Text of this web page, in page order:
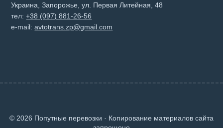
Украина, Запорожье, ул. Первая Литейная, 48
тел:+38 (097) 881-26-56
e-mail:avtotrans.zp@gmail.com
© 2026 Попутные перевозки · Копирование материалов сайта